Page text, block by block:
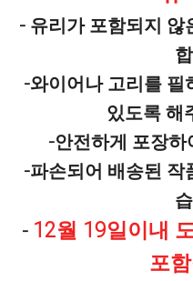
- 유리가 포함되지 않
-와이어나 고리를 필
있도록 해
-안전하게 포장
-파손되어 배송된 작
- 12월 19일이내
포